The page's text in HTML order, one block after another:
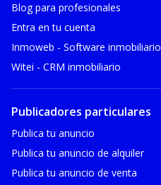
Blog para profesionales
Entra en tu cuenta
Inmoweb - Software inmobiliario
Witei - CRM inmobiliario
Publicadores particulares
Publica tu anuncio
Publica tu anuncio de alquiler
Publica tu anuncio de venta